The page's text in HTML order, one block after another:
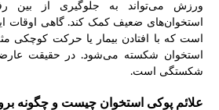
ورزش می‌تواند به جلوگیری از بین
استخوان‌های ضعیف کمک کند. گاهی اوقات
است که با افتادن بیمار یا حرکت کوچکی
استخوان شکسته می‌شود. در حقیقت
شکستگی است.
علائم پوکی استخوان چیست و چگونه